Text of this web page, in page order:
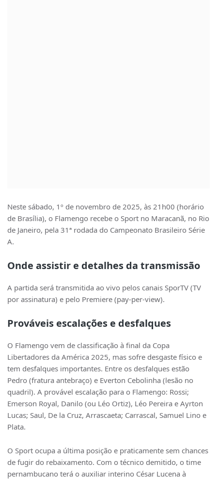
Neste sábado, 1º de novembro de 2025, às 21h00 (horário
de Brasília), o Flamengo recebe o Sport no Maracanã, no Rio
de Janeiro, pela 31ª rodada do Campeonato Brasileiro Série
A.
Onde assistir e detalhes da transmissão
A partida será transmitida ao vivo pelos canais SporTV (TV
por assinatura) e pelo Premiere (pay-per-view).
Prováveis escalações e desfalques
O Flamengo vem de classificação à final da Copa
Libertadores da América 2025, mas sofre desgaste físico e
tem desfalques importantes. Entre os desfalques estão
Pedro (fratura antebraço) e Everton Cebolinha (lesão no
quadril). A provável escalação para o Flamengo: Rossi;
Emerson Royal, Danilo (ou Léo Ortiz), Léo Pereira e Ayrton
Lucas; Saul, De la Cruz, Arrascaeta; Carrascal, Samuel Lino e
Plata.
O Sport ocupa a última posição e praticamente sem chances
de fugir do rebaixamento. Com o técnico demitido, o time
pernambucano terá o auxiliar interino César Lucena à